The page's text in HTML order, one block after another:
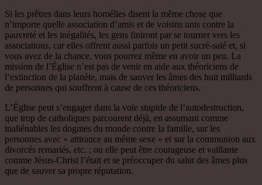
Si les prêtres dans leurs homélies disent la même chose que
n’importe quelle association d’amis et de voisins unis contre la
pauvreté et les inégalités, les gens finiront par se tourner vers les
associations, car elles offrent aussi parfois un petit sucré-salé et, si
vous avez de la chance, vous pourrez même en avoir un peu. La
mission de l’Église n’est pas de venir en aide aux théoriciens de
l’extinction de la planète, mais de sauver les âmes des huit milliards
de personnes qui souffrent à cause de ces théoriciens.
L’Église peut s’engager dans la voie stupide de l’autodestruction,
que trop de catholiques parcourent déjà, en assumant comme
inaliénables les dogmes du monde contre la famille, sur les
personnes avec « attirance au même sexe » et sur la communion aux
divorcés remariés, etc. ; ou elle peut être courageuse et vaillante
comme Jésus-Christ l’était et se préoccuper du salut des âmes plus
que de sauver sa propre réputation.